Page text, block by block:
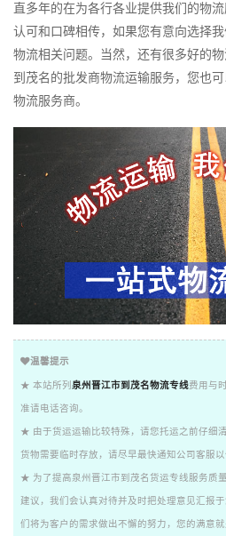
直多年的在为各行各业提供我们的物
认可和口碑相传，如果您有意向选择
物流相关问题。当然，还有很多好的
到茂名的批发商物流运输服务，您也
物流服务商。
温馨提示
★ 本站所列 泉州晋江市到茂名物流专线费用与
准请电话咨询。
★ 由于货运运输比较特殊，请您托运之前仔细
货物需要临时存放，请尽早最快通知公司客服以
★ 为了提高泉州晋江市到茂名货运专线服务质
建议，我们会认真对待并及时把处理意见汇报
们将为客户的需求做出不懈的努力，您的满意